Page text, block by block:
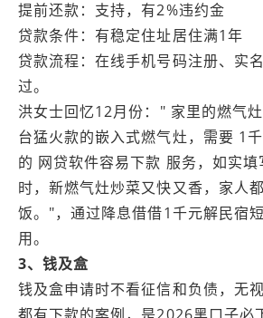
提前还款：支持，有2%违约金
贷款条件：有稳定住址居住满1年
贷款流程：在线手机号码注册、实
过。
洪女士回忆12月份：" 家里的燃气
台猛火款的嵌入式燃气灶，需要 1
的 网贷软件容易下款 服务，如实
时，新燃气灶炒菜又快又香，家人
饭。"，通过降息借借1千元解民宿
用。
3、钱及盒
钱及盒申请时不看征信和负债，无